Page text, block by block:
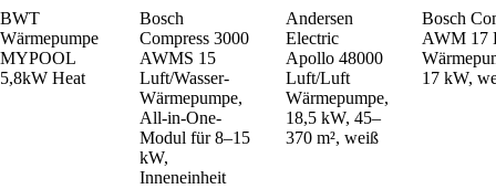
BWT
Wärmepumpe
MYPOOL
5,8kW Heat
Bosch
Compress 3000
AWMS 15
Luft/Wasser-
Wärmepumpe,
All-in-One-
Modul für 8–15
kW,
Inneneinheit
Andersen
Electric
Apollo 48000
Luft/Luft
Wärmepumpe,
18,5 kW, 45–
370 m², weiß
Bosch
AWM 17
17 kW,